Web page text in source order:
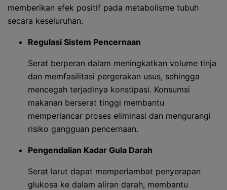
memberikan efek positif pada metabolisme tubuh
secara keseluruhan.
Regulasi Sistem Pencernaan
Serat berperan dalam meningkatkan volume tinja
dan memfasilitasi pergerakan usus, sehingga
mencegah terjadinya konstipasi. Konsumsi
makanan berserat tinggi membantu
memperlancar proses eliminasi dan mengurangi
risiko gangguan pencernaan.
Pengendalian Kadar Gula Darah
Serat larut dapat memperlambat penyerapan
glukosa ke dalam aliran darah, membantu